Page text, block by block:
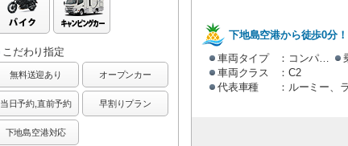
こだわり指定
無料送迎あり オープンカー
当日予約,直前予約 早割りプラン
下地島空港対応
下地島空港から徒歩0分
港店 コンパクトカー(C2
[コンパクト]
車両タイプ ：コンパクト
車両クラス
：C2
代表車種
：ルーミー、
快
このプ